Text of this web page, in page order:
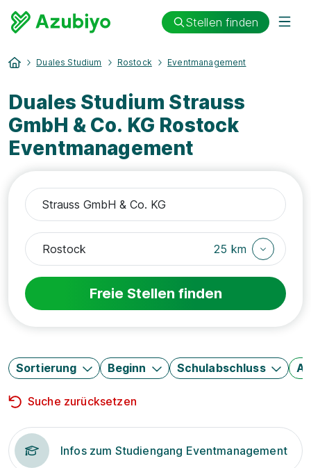
Stellen finden
Duales Studium Rostock Eventmanagement
Duales Studium Strauss
GmbH & Co. KG Rostock
Eventmanagement
25 km
Freie Stellen finden
Sortierung Beginn Schulabschluss
Suche zurücksetzen
Infos zum Studiengang Eventmanagement